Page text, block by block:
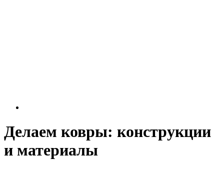
Делаем ковры: конструкции
и материалы